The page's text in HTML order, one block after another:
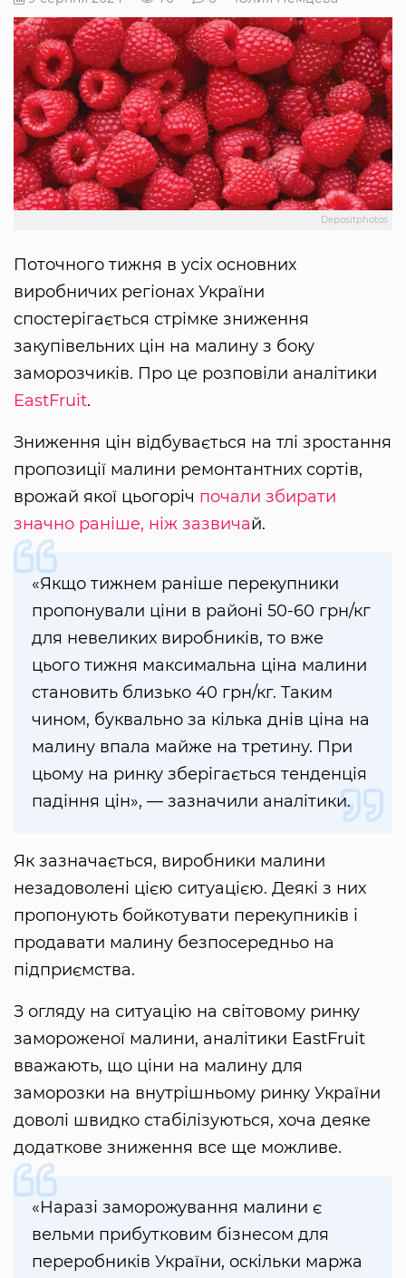
Depositphotos
Поточного тижня в усіх основних
виробничих регіонах України
спостерігається стрімке зниження
закупівельних цін на малину з боку
заморозчиків. Про це розповіли аналітики
EastFruit.
Зниження цін відбувається на тлі зростання
пропозиції малини ремонтантних сортів,
врожай якої цьогоріч почали збирати
значно раніше, ніж зазвичай.
«Якщо тижнем раніше перекупники
пропонували ціни в районі 50-60 грн/кг
для невеликих виробників, то вже
цього тижня максимальна ціна малини
становить близько 40 грн/кг. Таким
чином, буквально за кілька днів ціна на
малину впала майже на третину. При
цьому на ринку зберігається тенденція
падіння цін», — зазначили аналітики.
Як зазначається, виробники малини
незадоволені цією ситуацією. Деякі з них
пропонують бойкотувати перекупників і
продавати малину безпосередньо на
підприємства.
З огляду на ситуацію на світовому ринку
замороженої малини, аналітики EastFruit
вважають, що ціни на малину для
заморозки на внутрішньому ринку України
доволі швидко стабілізуються, хоча деяке
додаткове зниження все ще можливе.
«Наразі заморожування малини є
вельми прибутковим бізнесом для
переробників України, оскільки маржа